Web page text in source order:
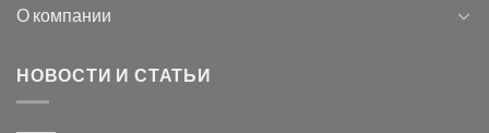
О компании
НОВОСТИ И СТАТЬИ